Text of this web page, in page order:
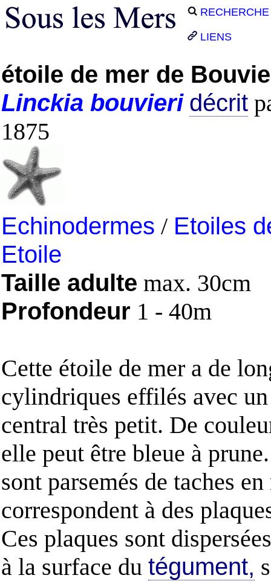
RECHERCHE
LIENS
étoile de mer de
Linckia bouvieri décrit
1875
Echinodermes / Etoiles
Etoile
Taille adulte max. 30cm
Profondeur 1 - 40m
Cette étoile de mer a de
cylindriques effilés avec
central très petit. De
elle peut être bleue à
sont parsemés de taches
correspondent à des
Ces plaques sont
à la surface du tégument,